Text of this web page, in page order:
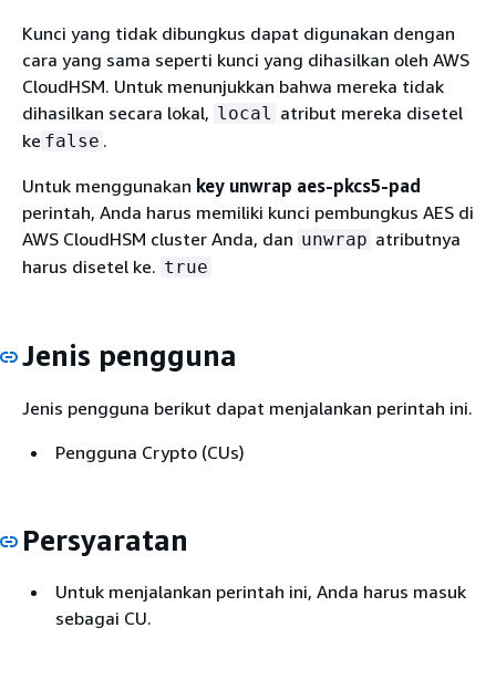
Kunci yang tidak dibungkus dapat digunakan dengan
cara yang sama seperti kunci yang dihasilkan oleh AWS
CloudHSM. Untuk menunjukkan bahwa mereka tidak
dihasilkan secara lokal, local atribut mereka disetel
ke false .
Untuk menggunakan key unwrap aes-pkcs5-pad
perintah, Anda harus memiliki kunci pembungkus AES di
AWS CloudHSM cluster Anda, dan unwrap atributnya
harus disetel ke. true
Jenis pengguna
Jenis pengguna berikut dapat menjalankan perintah ini.
Pengguna Crypto (CUs)
Persyaratan
Untuk menjalankan perintah ini, Anda harus masuk
sebagai CU.